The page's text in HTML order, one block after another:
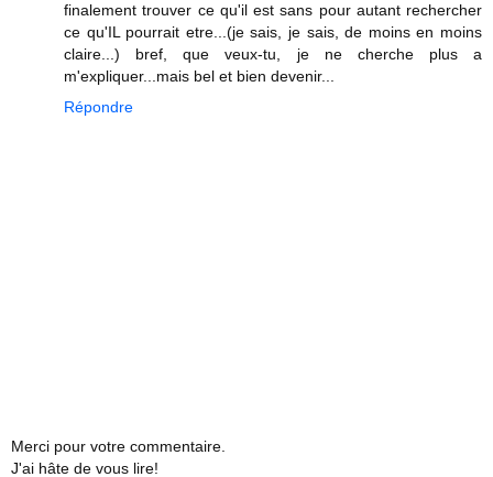
finalement trouver ce qu'il est sans pour autant rechercher
ce qu'IL pourrait etre...(je sais, je sais, de moins en moins
claire...) bref, que veux-tu, je ne cherche plus a
m'expliquer...mais bel et bien devenir...
Répondre
Merci pour votre commentaire.
J'ai hâte de vous lire!